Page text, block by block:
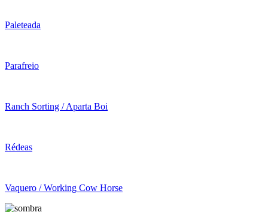
Paleteada
Parafreio
Ranch Sorting / Aparta Boi
Rédeas
Vaquero / Working Cow Horse